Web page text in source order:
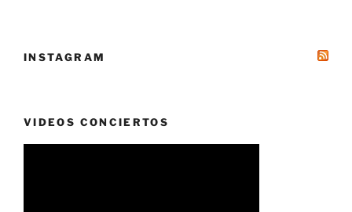
INSTAGRAM
VIDEOS CONCIERTOS